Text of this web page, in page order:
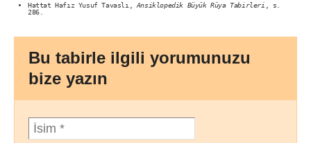
Hattat Hafız Yusuf Tavaslı, Ansiklopedik Büyük Rüya Tabirleri , s.
286.
Bu tabirle ilgili yorumunuzu
bize yazın